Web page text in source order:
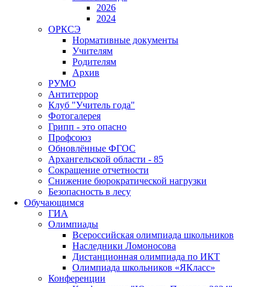
2026
2024
ОРКСЭ
Нормативные документы
Учителям
Родителям
Архив
РУМО
Антитеррор
Клуб "Учитель года"
Фотогалерея
Грипп - это опасно
Профсоюз
Обновлённые ФГОС
Архангельской области - 85
Сокращение отчетности
Снижение бюрократической нагрузки
Безопасность в лесу
Обучающимся
ГИА
Олимпиады
Всероссийская олимпиада школьников
Наследники Ломоносова
Дистанционная олимпиада по ИКТ
Олимпиада школьников «ЯКласс»
Конференции